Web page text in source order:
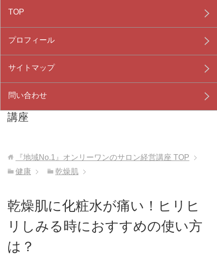
『地域No.1』オンリーワンのサロン経営
講座
TOP
プロフィール
サイトマップ
問い合わせ
『地域No.1』オンリーワンのサロン経営講座 TOP
健康
乾燥肌
乾燥肌に化粧水が痛い！ヒリヒ
リしみる時におすすめの使い方
は？